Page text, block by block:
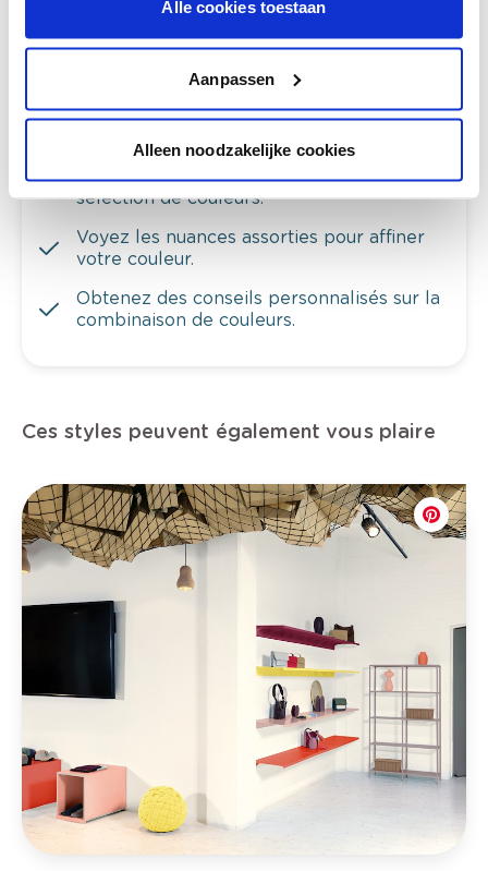
Alle cookies toestaan
Aanpassen
Alleen noodzakelijke cookies
Voyez votre couleur en magasin
Découvrez des échantillons de votre
sélection de couleurs.
Voyez les nuances assorties pour affiner
votre couleur.
Obtenez des conseils personnalisés sur la
combinaison de couleurs.
Ces styles peuvent également vous plaire